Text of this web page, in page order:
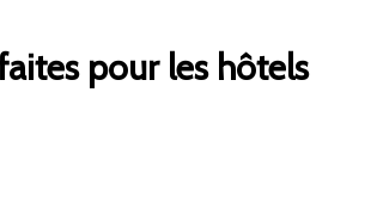
pour les hôtels